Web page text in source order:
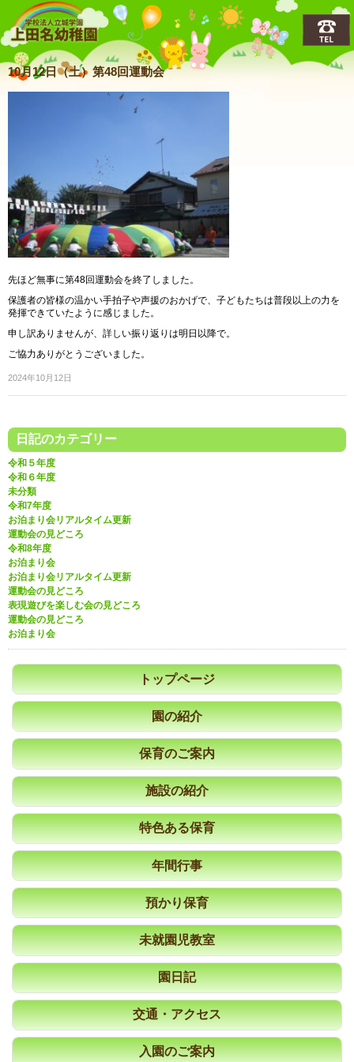
上田名(うえだな)幼稚園
10月12日（土）第48回運動会
先ほど無事に第48回運動会を終了しました。
保護者の皆様の温かい手拍子や声援のおかげで、子どもたちは普段以上の力を
発揮できていたように感じました。
申し訳ありませんが、詳しい振り返りは明日以降で。
ご協力ありがとうございました。
2024年10月12日
日記のカテゴリー
令和５年度
令和６年度
未分類
令和7年度
お泊まり会リアルタイム更新
運動会の見どころ
令和8年度
お泊まり会
お泊まり会リアルタイム更新
運動会の見どころ
表現遊びを楽しむ会の見どころ
運動会の見どころ
お泊まり会
トップページ
園の紹介
保育のご案内
施設の紹介
特色ある保育
年間行事
預かり保育
未就園児教室
園日記
交通・アクセス
入園のご案内